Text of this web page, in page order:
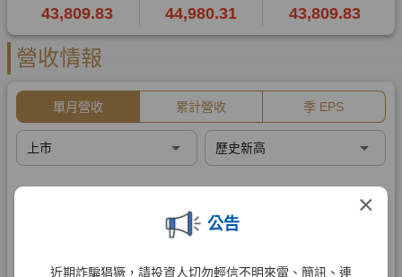
×
公告
近期詐騙猖獗，請投資人切勿輕信不明來電、簡訊、連